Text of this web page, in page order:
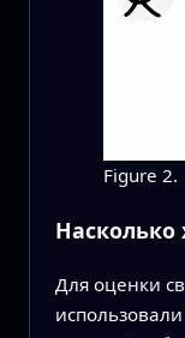
Figure 2.
Насколько
Для оценки